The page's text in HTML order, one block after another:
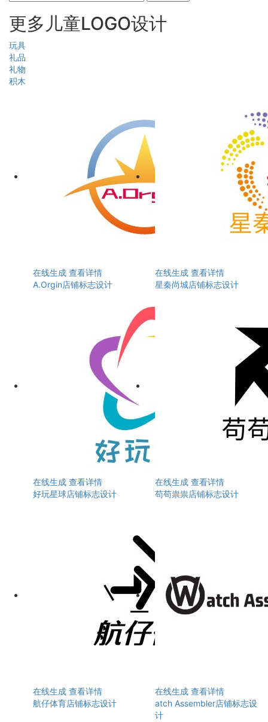
更多儿童LOGO设计
玩具
礼品
礼物
积木
在线生成 查看详情
A.Orgin店铺标志设计
在线生成 查看详情
星秦尚城店铺标志设计
在线生成 查看详情
好玩星球店铺标志设计
在线生成 查看详情
苟苟祟祟店铺标志设计
在线生成 查看详情
航仔体育店铺标志设计
在线生成 查看详情
atch Assembler店铺标志设
计